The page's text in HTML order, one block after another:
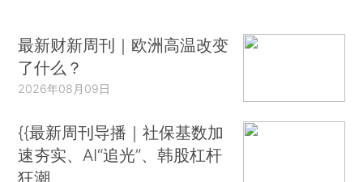
最新财新周刊｜欧洲高温改变
了什么？
2026年08月09日
{{最新周刊导播｜社保基数加
速夯实、AI“追光”、韩股杠杆
狂潮